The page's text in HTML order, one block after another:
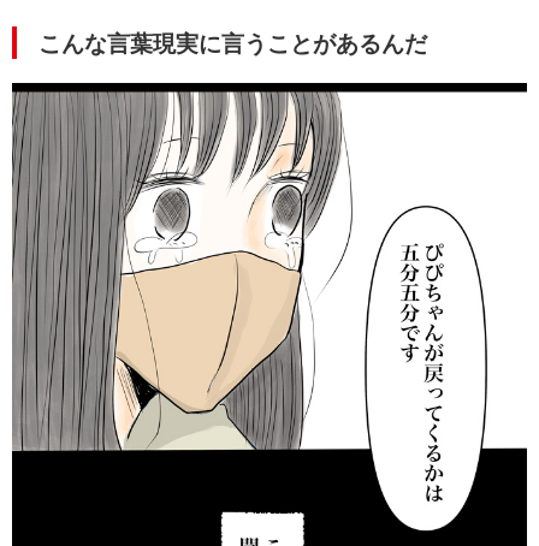
こんな言葉現実に言うことがあるんだ